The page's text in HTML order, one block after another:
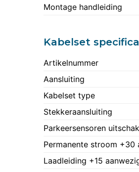
Montage handleiding
Kabelset
Artikelnummer
Aansluiting
Kabelset type
Stekkeraansluiting
Parkeersensoren
Permanente stroom +30
Laadleiding +15